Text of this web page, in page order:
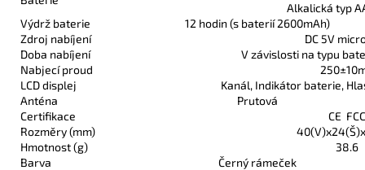
Alkalická typ
Výdrž baterie
12 hodin (s baterií 2600mAh)
Zdroj nabíjení
DC 5V
Doba nabíjení
V závislosti na typu
Nabjecí proud
LCD displej
Kanál, Indikátor baterie,
Anténa
Prutová
Certifikace
CE FCC
Rozměry (mm)
Hmotnost (g)
38.6
Barva
Černý rámeček